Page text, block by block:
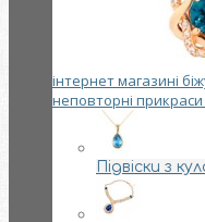
інтернет магазині
неповторні
Підвіски з